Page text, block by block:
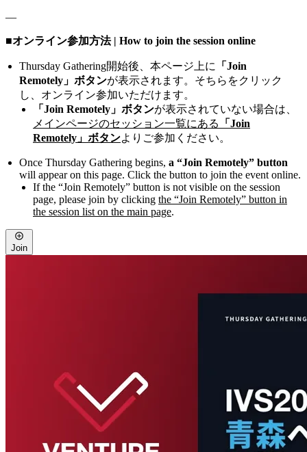
—
■オンライン参加方法 | How to join the session online
Thursday Gathering開始後、本ページ上に
「Join
Remotely」ボタンが表示されます。そちらをクリック
し、オンライン参加いただけます。
「Join Remotely」ボタンが表示されていない場合は、
メインページのセッション一覧にある
「Join
Remotely」ボタンよりご参加ください。
Once Thursday Gathering begins, a “Join Remotely” button
will appear on this page. Click the button to join the event online.
If the “Join Remotely” button is not visible on the session
page, please join by clicking the “Join Remotely” button in
the session list on the main page.
Join